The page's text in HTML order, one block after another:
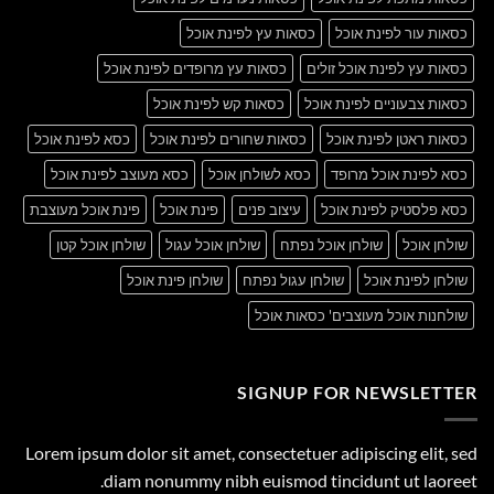
כסאות עור לפינת אוכל
כסאות עץ לפינת אוכל
כסאות עץ לפינת אוכל זולים
כסאות עץ מרופדים לפינת אוכל
כסאות צבעוניים לפינת אוכל
כסאות קש לפינת אוכל
כסאות ראטן לפינת אוכל
כסאות שחורים לפינת אוכל
כסא לפינת אוכל
כסא לפינת אוכל מרופד
כסא לשולחן אוכל
כסא מעוצב לפינת אוכל
כסא פלסטיק לפינת אוכל
עיצוב פנים פינת אוכל
פינת אוכל מעוצבת
שולחן אוכל
שולחן אוכל נפתח שולחן אוכל עגול
שולחן אוכל קטן
שולחן לפינת אוכל
שולחן עגול נפתח
שולחן פינת אוכל
שולחנות אוכל מעוצבים' כסאות אוכל
SIGNUP FOR NEWSLETTER
Lorem ipsum dolor sit amet, consectetuer adipiscing elit, sed
diam nonummy nibh euismod tincidunt ut laoreet.